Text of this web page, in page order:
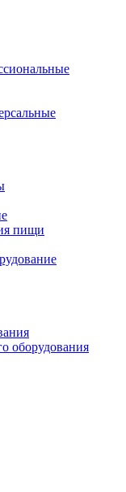
пищи
оборудования